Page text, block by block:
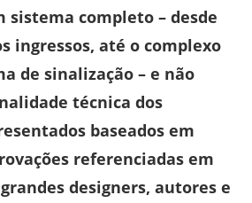
sistema completo – desde
ingressos, até o complexo
de sinalização – e não
técnica dos
baseados em
referenciadas em
designers, autores e